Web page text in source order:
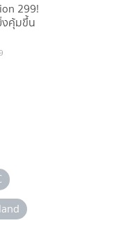
299!
งคุ้มขึ้น